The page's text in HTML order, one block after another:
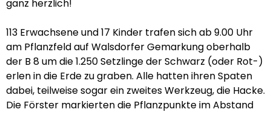
ganz herzlich!
113 Erwachsene und 17 Kinder trafen sich ab 9.00 Uhr
am Pflanzfeld auf Walsdorfer Gemarkung oberhalb
der B 8 um die 1.250 Setzlinge der Schwarz (oder Rot-)
erlen in die Erde zu graben. Alle hatten ihren Spaten
dabei, teilweise sogar ein zweites Werkzeug, die Hacke.
Die Förster markierten die Pflanzpunkte im Abstand